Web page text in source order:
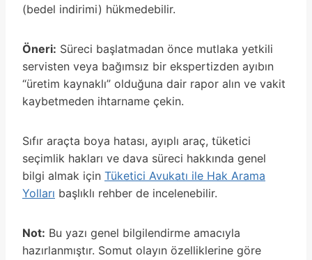
(bedel indirimi) hükmedebilir.
Öneri: Süreci başlatmadan önce mutlaka yetkili
servisten veya bağımsız bir ekspertizden ayıbın
“üretim kaynaklı” olduğuna dair rapor alın ve vakit
kaybetmeden ihtarname çekin.
Sıfır araçta boya hatası, ayıplı araç, tüketici
seçimlik hakları ve dava süreci hakkında genel
bilgi almak için Tüketici Avukatı ile Hak Arama
Yolları başlıklı rehber de incelenebilir.
Not: Bu yazı genel bilgilendirme amacıyla
hazırlanmıştır. Somut olayın özelliklerine göre